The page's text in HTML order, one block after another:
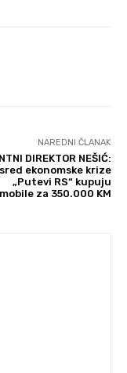
NAREDNI ČLANAK
DIREKTOR NEŠIĆ:
ekonomske krize
„Putevi RS“ kupuju
za 350.000 KM